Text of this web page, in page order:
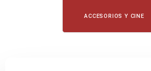
ACCESORIOS Y CINE